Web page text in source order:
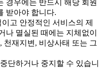
경우에는 반드시 해당 회원
받아야 합니다.
고 안정적인 서비스의 제
나 멸실된 때에는 지체없이
천재지변, 비상사태 또는 그
단하거나 중지할 수 있습니